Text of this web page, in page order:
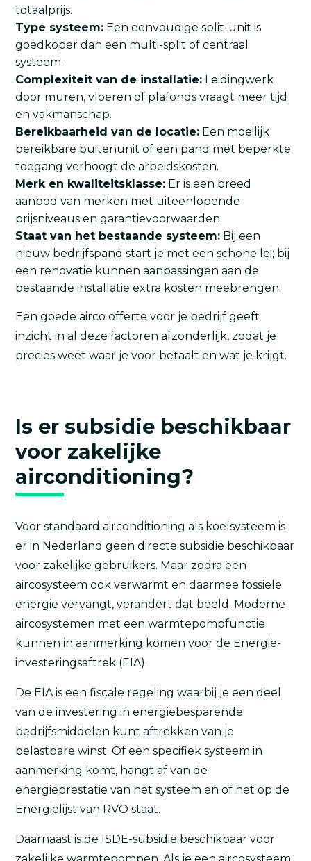
totaalprijs.
Type systeem: Een eenvoudige split-unit is
goedkoper dan een multi-split of centraal
systeem.
Complexiteit van de installatie: Leidingwerk
door muren, vloeren of plafonds vraagt meer tijd
en vakmanschap.
Bereikbaarheid van de locatie: Een moeilijk
bereikbare buitenunit of een pand met beperkte
toegang verhoogt de arbeidskosten.
Merk en kwaliteitsklasse: Er is een breed
aanbod van merken met uiteenlopende
prijsniveaus en garantievoorwaarden.
Staat van het bestaande systeem: Bij een
nieuw bedrijfspand start je met een schone lei; bij
een renovatie kunnen aanpassingen aan de
bestaande installatie extra kosten meebrengen.
Een goede airco offerte voor je bedrijf geeft
inzicht in al deze factoren afzonderlijk, zodat je
precies weet waar je voor betaalt en wat je krijgt.
Is er subsidie beschikbaar
voor zakelijke
airconditioning?
Voor standaard airconditioning als koelsysteem is
er in Nederland geen directe subsidie beschikbaar
voor zakelijke gebruikers. Maar zodra een
aircosysteem ook verwarmt en daarmee fossiele
energie vervangt, verandert dat beeld. Moderne
aircosystemen met een warmtepompfunctie
kunnen in aanmerking komen voor de Energie-
investeringsaftrek (EIA).
De EIA is een fiscale regeling waarbij je een deel
van de investering in energiebesparende
bedrijfsmiddelen kunt aftrekken van je
belastbare winst. Of een specifiek systeem in
aanmerking komt, hangt af van de
energieprestatie van het systeem en of het op de
Energielijst van RVO staat.
Daarnaast is de ISDE-subsidie beschikbaar voor
zakelijke warmtepompen. Als je een aircosysteem